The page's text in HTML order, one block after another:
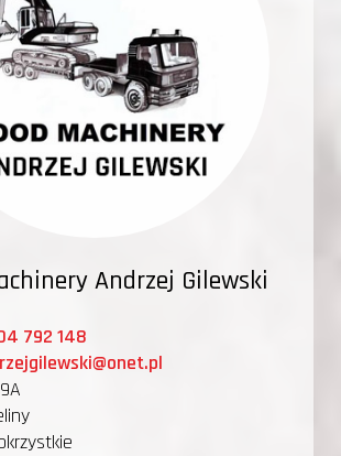
Andrzej Gilewski
792 148